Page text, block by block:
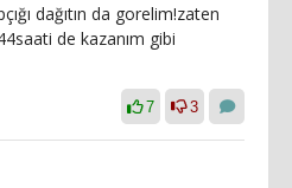
dağıtın da gorelim!zaten
de kazanım gibi
7 3